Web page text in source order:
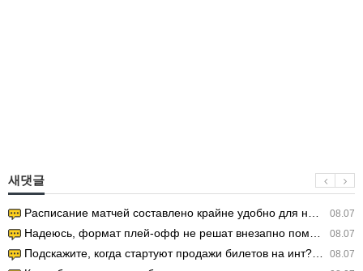
새댓글
08.07
Расписание матчей составлено крайне удобно для нашего часово…
08.07
Надеюсь, формат плей-офф не решат внезапно поменять. https:/…
08.07
Подскажите, когда стартуют продажи билетов на инт? https://g…